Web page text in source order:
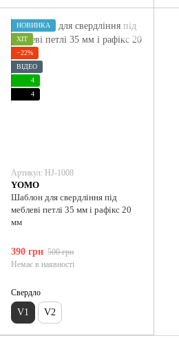
НОВИНКА
ХІТ
−22%
ВІДЕО
4
4
Артикул: HJ-1008
YOMO
Шаблон для свердління під
меблеві петлі 35 мм і рафікс 20
мм
390 грн 500 грн
Немає в наявності
Свердло
V1 V2